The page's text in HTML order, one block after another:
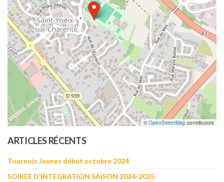
©OpenStreetMap contributors
ARTICLES RÉCENTS
Tournois Jeunes début octobre 2024
SOIRÉE D’INTÉGRATION SAISON 2024-2025